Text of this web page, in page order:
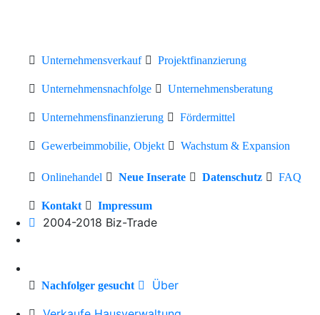
Unternehmensverkauf Projektfinanzierung
Unternehmensnachfolge Unternehmensberatung
Unternehmensfinanzierung Fördermittel
Gewerbeimmobilie, Objekt Wachstum & Expansion
Onlinehandel Neue Inserate Datenschutz FAQ
Kontakt Impressum
2004-2018 Biz-Trade
Nachfolger gesucht
Über